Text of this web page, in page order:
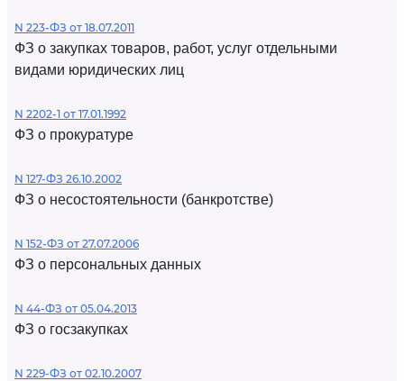
N 223-ФЗ от 18.07.2011
ФЗ о закупках товаров, работ, услуг отдельными
видами юридических лиц
N 2202-1 от 17.01.1992
ФЗ о прокуратуре
N 127-ФЗ 26.10.2002
ФЗ о несостоятельности (банкротстве)
N 152-ФЗ от 27.07.2006
ФЗ о персональных данных
N 44-ФЗ от 05.04.2013
ФЗ о госзакупках
N 229-ФЗ от 02.10.2007